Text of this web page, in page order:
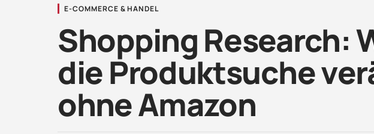
E-COMMERCE & HANDEL
Shopping Research:
die Produktsuche
ohne Amazon